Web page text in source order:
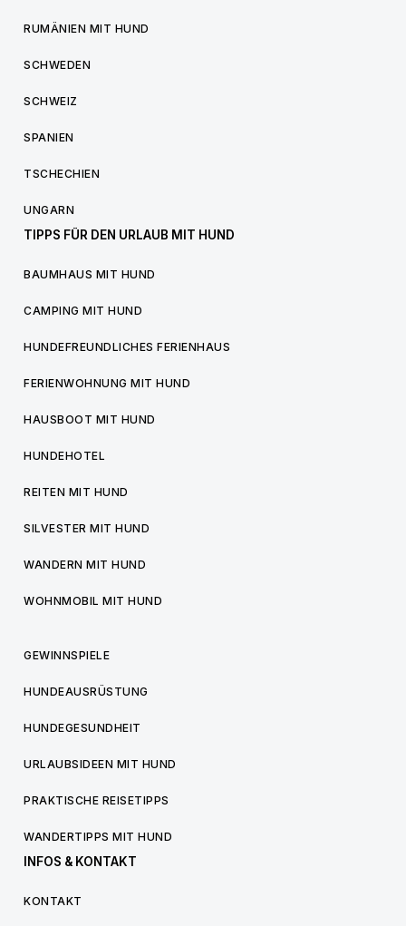
RUMÄNIEN MIT HUND
SCHWEDEN
SCHWEIZ
SPANIEN
TSCHECHIEN
UNGARN
TIPPS FÜR DEN URLAUB MIT HUND
BAUMHAUS MIT HUND
CAMPING MIT HUND
HUNDEFREUNDLICHES FERIENHAUS
FERIENWOHNUNG MIT HUND
HAUSBOOT MIT HUND
HUNDEHOTEL
REITEN MIT HUND
SILVESTER MIT HUND
WANDERN MIT HUND
WOHNMOBIL MIT HUND
GEWINNSPIELE
HUNDEAUSRÜSTUNG
HUNDEGESUNDHEIT
URLAUBSIDEEN MIT HUND
PRAKTISCHE REISETIPPS
WANDERTIPPS MIT HUND
INFOS & KONTAKT
KONTAKT